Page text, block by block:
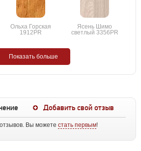
Ольха Горская
1912PR
Ясень Шимо
светлый 3356PR
Показать больше
Добавить свой отзыв
Вы можете стать первым!